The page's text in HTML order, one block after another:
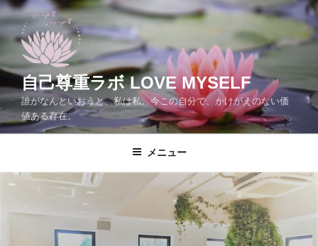
コ
ン
ツ
へ
ス
キ
自己尊重ラボ LOVE MYSELF
誰がなんといおうと、私は私。今この自分で、かけがえのない価
値ある存在。
メニュー